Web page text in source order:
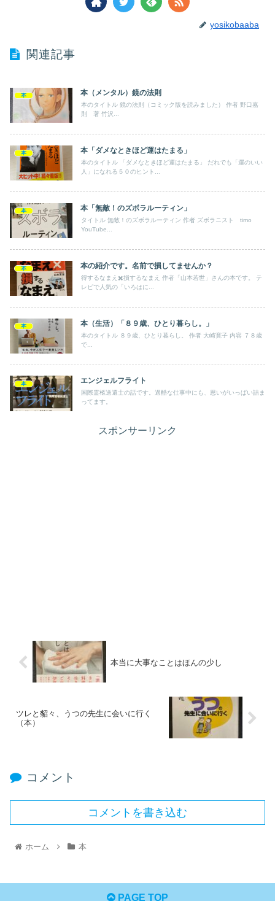
yosikobaaba
関連記事
本 本（メンタル）鏡の法則
本のタイトル 鏡の法則（コミック版を読みました） 作者 野口嘉
則 著 竹沢...
本 本「ダメなときほど運はたまる」
本のタイトル 「ダメなときほど運はたまる」 だれでも「運のいい
人」になれる５０のヒント...
本 本「無敵！のズボラルーティン」
タイトル 無敵！のズボラルーティン 作者 ズボラニスト timo
YouTube...
本 本の紹介です。名前で損してませんか？
得するなまえ✖️損するなまえ 作者「山本若世」さんの本です。 テ
レビで人気の「いろはに...
本 本（生活）「８９歳、ひとり暮らし。」
本のタイトル ８９歳、ひとり暮らし。 作者 大崎寛子 内容 ７８歳
で...
本 エンジェルフライト
国際霊柩送還士の話です。過酷な仕事中にも、思いがいっぱい詰ま
ってます。
スポンサーリンク
本当に大事なことはほんの少し
ツレと貂々、うつの先生に会いに行く
（本）
コメント
コメントを書き込む
ホーム 本
PAGE TOP